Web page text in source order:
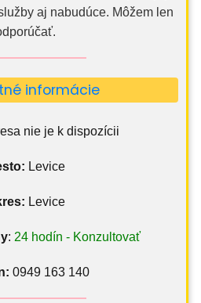
aj nabudúce. Môžem len
informácie
nie je k dispozícii
Levice
Levice
: 24 hodín - Konzultovať
0949 163 140